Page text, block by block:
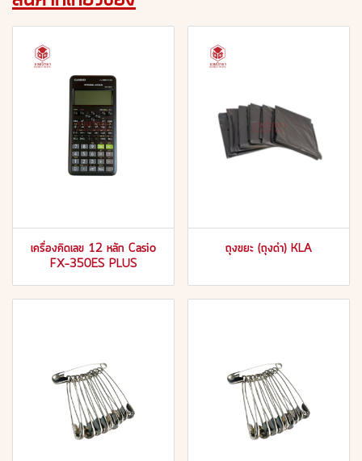
เครื่องคิดเลข 12 หลัก Casio
FX-350ES PLUS
ถุงขยะ (ถุงดำ) KLA